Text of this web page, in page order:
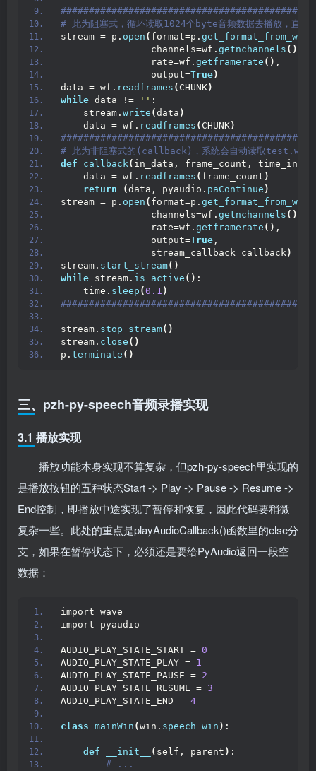
# 此为阻塞式，循环读取1024个byte音频数据去播放，直
stream = p. open ( format=p.
                channels=wf.
getnchannels ()
                rate=wf.
getframerate () ,
                output=
True)
data = wf. readframes ( CHUNK)
while data != '' :
    stream.
write (data )
    data = wf.
readframes ( CHUNK)
# 此为非阻塞式的(callback)，系统会自动读取test.wav文
def
callback( in_data, frame_count,
    data = wf.
readframes ( frame_count )
return
(data, pyaudio. paContinue )
stream = p. open ( format=p.
                channels=wf.
getnchannels ()
                rate=wf.
getframerate () ,
                output=
True ,
                stream_callback=callback
)
stream. start_stream()
while stream. is_active () :
    time.
sleep (0.1 )
stream. stop_stream()
stream. close ()
p. terminate ()
三、pzh-py-speech音频录播实现
3.1 播放实现
播放功能本身实现不算复杂，但pzh-py-speech里实现的
是播放按钮的五种状态Start -> Play -> Pause -> Resume ->
End控制，即播放中途实现了暂停和恢复，因此代码要稍微
复杂一些。此处的重点是playAudioCallback()函数里的else分
支，如果在暂停状态下，必须还是要给PyAudio返回一段空
数据：
import wave
import pyaudio
AUDIO_PLAY_STATE_START = 0
AUDIO_PLAY_STATE_PLAY = 1
AUDIO_PLAY_STATE_PAUSE = 2
AUDIO_PLAY_STATE_RESUME = 3
AUDIO_PLAY_STATE_END = 4
class mainWin (win. speech_win ) :
def __init__ ( self, parent ) :
# ...